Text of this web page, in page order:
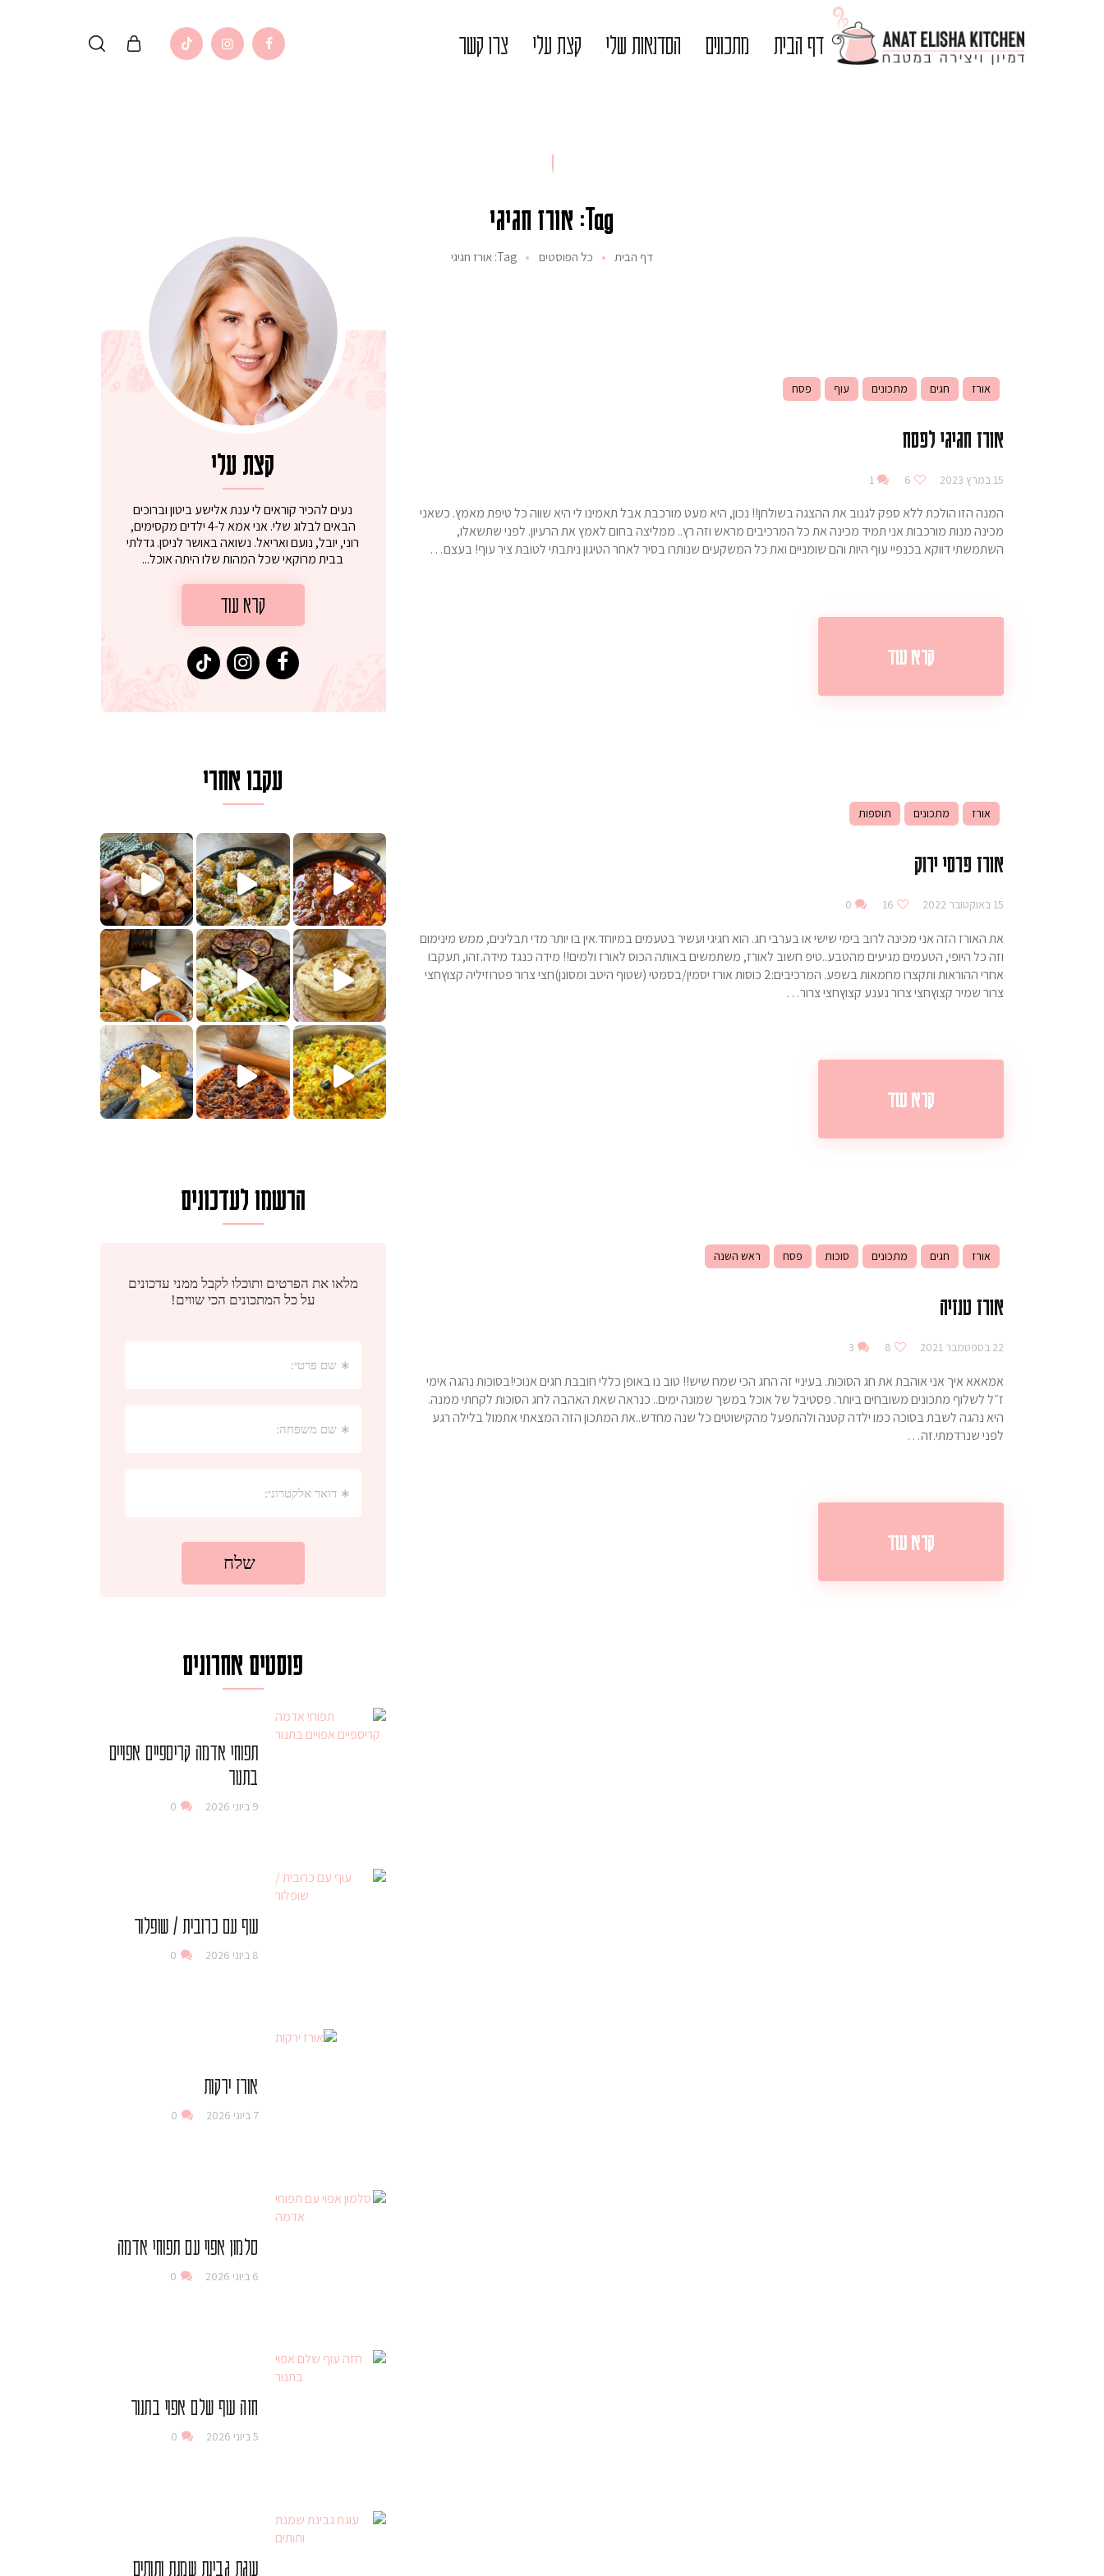
דף הבית מתכונים הסדנאות שלי קצת עלי צרו קשר
Tag: אורז חגיגי
דף הבית כל הפוסטים Tag: אורז חגיגי
אורז חגים מתכונים עוף פסח
אורז חגיגי לפסח
15 במרץ 2023 6
1
המנה הזו הולכת ללא ספק לגנוב את ההצגה בשולחן!! נכון, היא מעט מורכבת אבל תאמינו לי היא שווה כל טיפת מאמץ. כשאני
מכינה מנות מורכבות אני תמיד מכינה את כל המרכיבים מראש וזה רץ.. ממליצה בחום לאמץ את הרעיון. לפני שתשאלו,
השתמשתי דווקא בכנפיי עוף היות והם שומניים ואת כל המשקעים שנותרו בסיר לאחר הטיגון ניתבתי לטובת ציר עוף! בעצם…
קרא עוד
אורז מתכונים תוספות
אורז פרסי ירוק
15 באוקטובר 2022 16
0
את האורז הזה אני מכינה לרוב בימי שישי או בערבי חג. הוא חגיגי ועשיר בטעמים במיוחד.אין בו יותר מדי תבלינים, ממש מינימום
וזה כל היופי, הטעמים מגיעים מהטבע..טיפ חשוב לאורז, משתמשים באותה הכוס לאורז ולמים!! מידה כנגד מידה.זהו, תעקבו
אחרי ההוראות ותקצרו מחמאות בשפע. המרכיבים:2 כוסות אורז יסמין/בסמטי (שטוף היטב ומסונן)חצי צרור פטרוזיליה קצוץחצי
צרור שמיר קצוץחצי צרור נענע קצוץחצי צרור…
קרא עוד
אורז חגים מתכונים סוכות פסח ראש השנה
אורז טנזיה
22 בספטמבר 2021 8
3
אמאאא איך אני אוהבת את חג הסוכות. בעיניי זה החג הכי שמח שיש!! טוב נו באופן כללי חובבת חגים אנוכי!בסוכות נהגה אימי
ז״ל לשלוף מתכונים משובחים ביותר. פסטיבל של אוכל במשך שמונה ימים.. כנראה שאת האהבה לחג הסוכות לקחתי ממנה.
היא נהגה לשבת בסוכה כמו ילדה קטנה ולהתפעל מהקישוטים כל שנה מחדש..את המתכון הזה המצאתי אתמול בלילה רגע
לפני שנרדמתי.זה…
קרא עוד
קצת עלי
נעים להכיר קוראים לי ענת אלישע ביטון וברוכים
הבאים לבלוג שלי. אני אמא ל-4 ילדים מקסימים,
רוני, יובל, נועם ואריאל. נשואה באושר לניסן. גדלתי
בבית מרוקאי שכל המהות שלו היתה אוכל...
קרא עוד
עקבו אחרי
. גולש המר
קלחי תירס צרובים על מחבת עם גבינה בולגרית מעודנת מ
נשנושי פרגיות קריספיים ממכרים שמכינים בכמה דקות עב
לחם מחבת שהוא שילוב של מופלטה וספינז׳, רעיון מעול
⁨ סביח מפורק כי צריך לאכול משהו אז מה בשבילכם? בפ
פסטל טוניסאי לתשעת הימים, חשבתי מה לחדש לכם ונראה
למתכון
פיצה של תשעת הימים ולמה היא נקראת ככה? ההסבר בסרטו
מז׳ווז׳ין או בתרגום לעברית, מחותניםמתכון ראש
הרשמו לעדכונים
פוסטים אחרונים
תפוחי אדמה קריספיים אפויים
בתנור
9 ביוני 2026 0
עוף עם כרובית / שופלור
8 ביוני 2026 0
אורז ירקות
7 ביוני 2026 0
סלמון אפוי עם תפוחי אדמה
6 ביוני 2026 0
חזה עוף שלם אפוי בתנור
5 ביוני 2026 0
עוגת גבינת שמנת ותותים